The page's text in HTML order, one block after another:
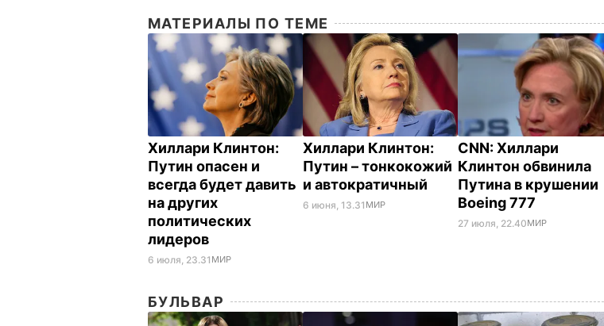
МАТЕРИАЛЫ ПО ТЕМЕ
Хиллари Клинтон:
Путин опасен и
всегда будет давить
на других
политических
лидеров
6 июля, 23.31 МИР
Хиллари Клинтон:
Путин – тонкокожий
и автократичный
6 июня, 13.31 МИР
CNN: Хиллари
Клинтон обвинила
Путина в крушении
Boeing 777
27 июля, 22.40МИР
БУЛЬВАР